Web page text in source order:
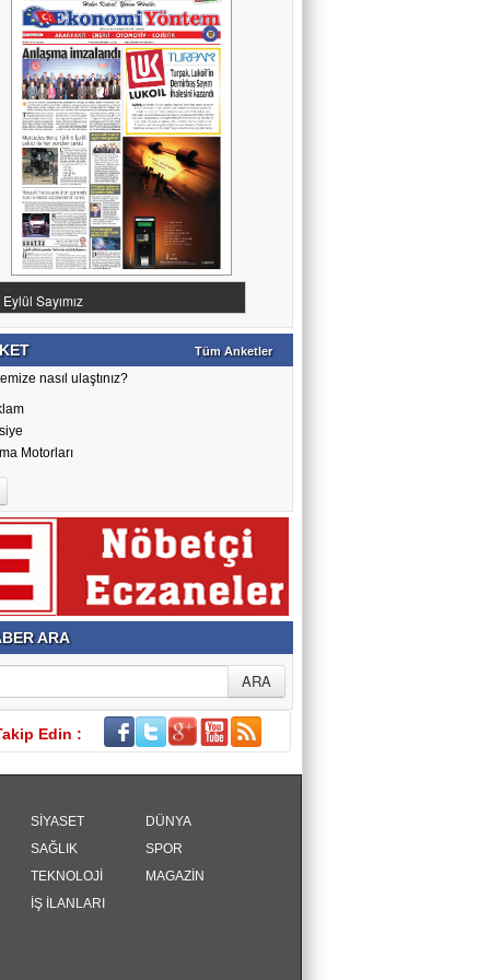
HER CANLI ÖLÜMÜ TADACAKTIR
Murat ÇADIRCI
Yapay Zeka: Korkulacak Bir Gelecek mi,
Yoksa Kaçırılacak Bir Fırsat mı?
İrem ACAR ÇADIRCI
Seyahat Etmek İnsanı Değiştirir mi?
Ahmet ÇAKAR
Tüm Anketler
nasıl ulaştınız?
Motorları
ARA
Edin :
SİYASET
DÜNYA
SAĞLIK
SPOR
TEKNOLOJİ
MAGAZİN
İŞ İLANLARI